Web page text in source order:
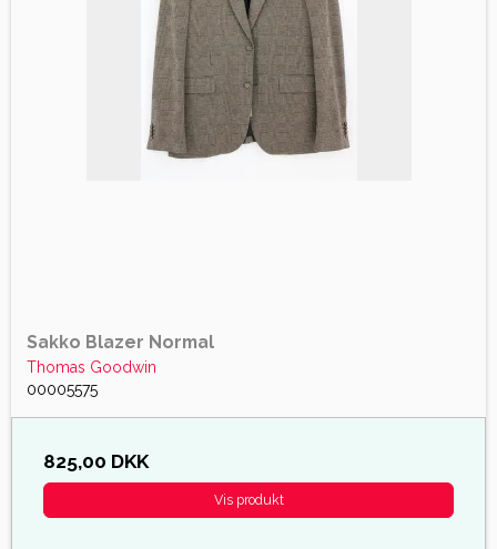
Sakko Blazer Normal
Thomas Goodwin
00005575
825,00 DKK
Vis produkt